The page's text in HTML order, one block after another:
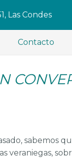
Las Condes
Contacto
sabemos
veraniegas,